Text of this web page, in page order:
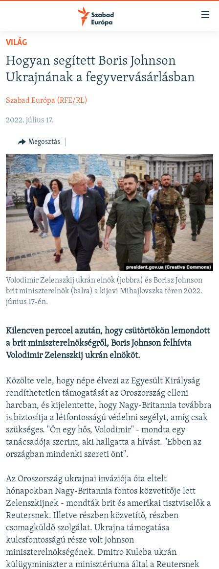
Akadálymentes
Ugrás
fő
oldalra
Ugrás
AKTUÁLIS
PODCASTOK
VIDEÓK
ELEMZŐ
NER15
SZABADON
TÁRSADALOM
DEMOKRÁCIA
A PÉNZ NYOMÁBAN
EURÓPAI UNIÓ
VILÁG
KLÍMAVÁLTOZÁS
A MÚLT TANULSÁGAI
Valamennyi RFE/RL weboldal
VILÁG
Hogyan segített Boris Johnson
Ukrajnának a fegyvervásárlásban
Szabad Európa (RFE/RL)
2022. július 17.
Megosztás
Volodimir Zelenszkij ukrán elnök (jobbra) és Borisz Johnson
brit miniszterelnök (balra) a kijevi Mihajlovszka téren 2022.
június 17-én.
Kilencven perccel azután, hogy csütörtökön lemondott
a brit miniszterelnökségről, Boris Johnson felhívta
Volodimir Zelenszkij ukrán elnököt.
Közölte vele, hogy népe élvezi az Egyesült Királyság
rendíthetetlen támogatását az Oroszország elleni
harcban, és kijelentette, hogy Nagy-Britannia továbbra
is biztosítja a létfontosságú védelmi segélyt, amíg csak
szükséges. "Ön egy hős, Volodimir" - mondta egy
tanácsadója szerint, aki hallgatta a hívást. "Ebben az
országban mindenki szereti önt".
Az Oroszország ukrajnai inváziója óta eltelt
hónapokban Nagy-Britannia fontos közvetítője lett
Zelenszkijnek - mondták brit és amerikai tisztviselők a
Reutersnek. Illetve részben közvetítő, részben
csomagküldő szolgálat. Ukrajna támogatása
kulcsfontosságú része volt Johnson
miniszterelnökségének. Dmitro Kuleba ukrán
külügyminiszter a minisztériuma által a Reutersnek
FELIRATKOZÁS